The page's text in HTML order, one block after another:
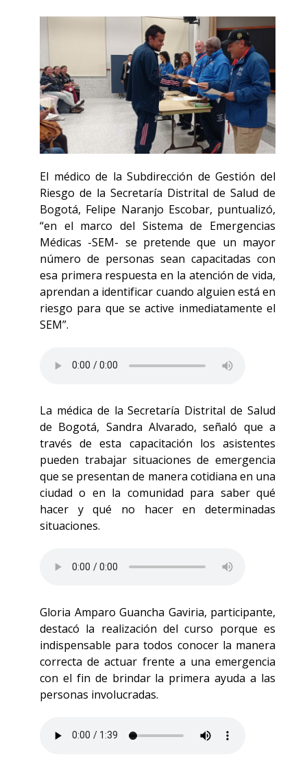
El médico de la Subdirección de Gestión del
Riesgo de la Secretaría Distrital de Salud de
Bogotá, Felipe Naranjo Escobar, puntualizó,
“en el marco del Sistema de Emergencias
Médicas -SEM- se pretende que un mayor
número de personas sean capacitadas con
esa primera respuesta en la atención de vida,
aprendan a identificar cuando alguien está en
riesgo para que se active inmediatamente el
SEM”.
La médica de la Secretaría Distrital de Salud
de Bogotá, Sandra Alvarado, señaló que a
través de esta capacitación los asistentes
pueden trabajar situaciones de emergencia
que se presentan de manera cotidiana en una
ciudad o en la comunidad para saber qué
hacer y qué no hacer en determinadas
situaciones.
Gloria Amparo Guancha Gaviria, participante,
destacó la realización del curso porque es
indispensable para todos conocer la manera
correcta de actuar frente a una emergencia
con el fin de brindar la primera ayuda a las
personas involucradas.